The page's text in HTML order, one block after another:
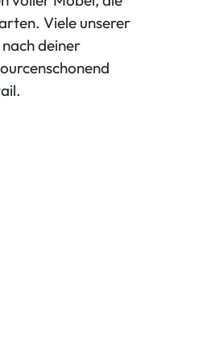
Viele unserer
deiner